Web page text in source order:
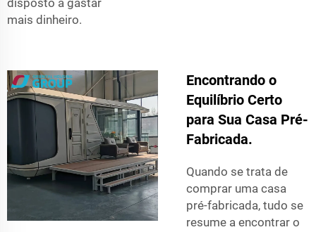
mais dinheiro.
Encontrando o
Equilíbrio Certo
para Sua Casa Pré-
Fabricada.
Quando se trata de
comprar uma casa
pré-fabricada, tudo se
resume a encontrar o